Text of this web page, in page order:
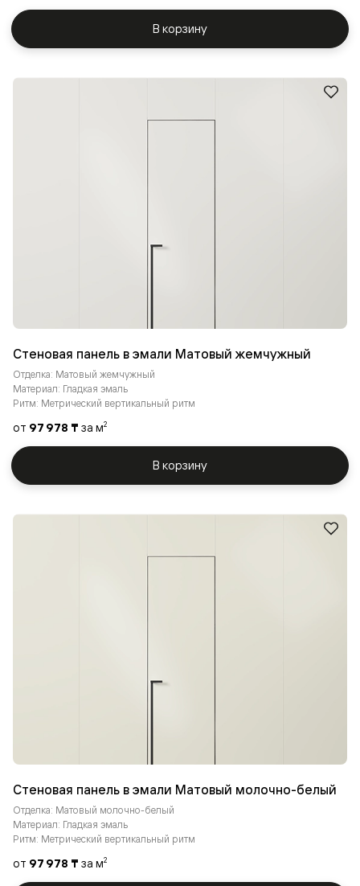
В корзину
Стеновая панель в эмали Матовый жемчужный
Отделка: Матовый жемчужный
Материал: Гладкая эмаль
Ритм: Метрический вертикальный ритм
от 97 978 ₸ за м2
В корзину
Стеновая панель в эмали Матовый молочно-белый
Отделка: Матовый молочно-белый
Материал: Гладкая эмаль
Ритм: Метрический вертикальный ритм
от 97 978 ₸ за м2